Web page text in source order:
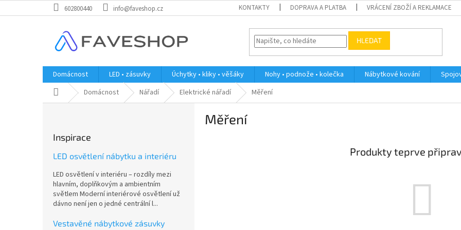
na
602800440 info@faveshop.cz KONTAKTY DOPRAVA A PLATBA VRÁCENÍ ZBOŽÍ A REKLAMACE
HLEDAT
Domácnost LED • zásuvky Úchytky • kliky • věšáky Nohy • podnože • kolečka Nábytkové kování
Domů Domácnost Nářadí Elektrické nářadí Měření
Inspirace
LED osvětlení nábytku a interiéru
LED osvětlení v interiéru – rozdíly mezi
hlavním, doplňkovým a ambientním
světlem Moderní interiérové osvětlení už
dávno není jen o jedné centrální l...
Vestavěné nábytkové zásuvky
Měření
Produkty teprve